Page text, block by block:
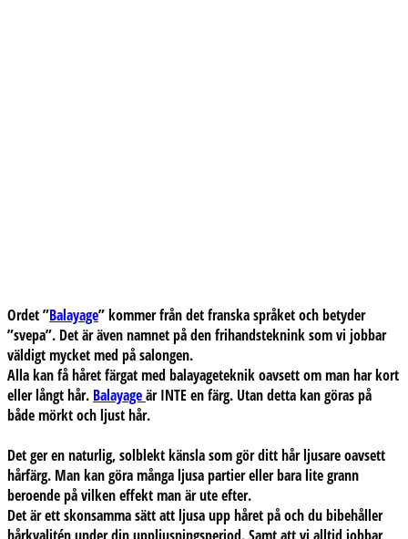
Ordet ”Balayage” kommer från det franska språket och betyder
”svepa”. Det är även namnet på den frihandsteknink som vi jobbar
väldigt mycket med på salongen.
Alla kan få håret färgat med balayageteknik oavsett om man har kort
eller långt hår. Balayageär INTE en färg. Utan detta kan göras på
både mörkt och ljust hår.
Det ger en naturlig, solblekt känsla som gör ditt hår ljusare oavsett
hårfärg. Man kan göra många ljusa partier eller bara lite grann
beroende på vilken effekt man är ute efter.
Det är ett skonsamma sätt att ljusa upp håret på och du bibehåller